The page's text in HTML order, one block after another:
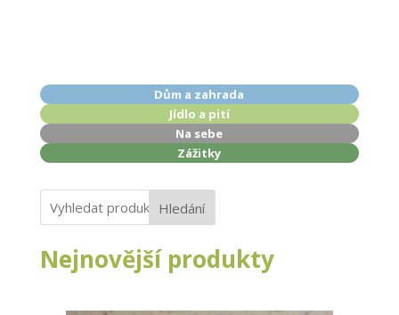
Dům a zahrada
Jídlo a pití
Na sebe
Zážitky
Hledání
Nejnovější produkty